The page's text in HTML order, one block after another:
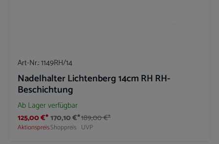
Art-Nr.:1149RH/14
Nadelhalter Lichtenberg 14cm RH RH-
Beschichtung
Ab Lager verfügbar
125,00 €*
Aktionspreis
170,10 €*
Shoppreis
189,00 €*
UVP